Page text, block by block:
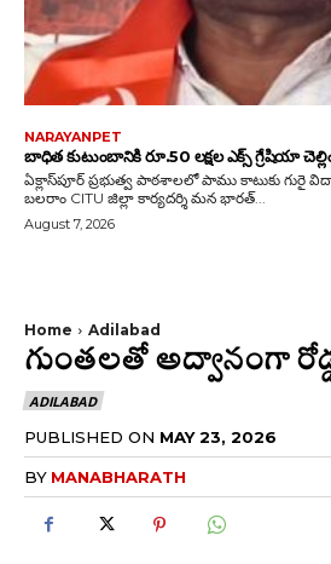
NARAYANPET
బాధిత కుటుంబానికి రూ.50 లక్షల ఎక్స్ గ్రేషియా
ఏక్లాస్‌పూర్ ప్రభుత్వ పాఠశాలలో పాము కాటుకు గురై
బలరాం CITU జిల్లా కార్యదర్శి మన భారత్...
August 7, 2026